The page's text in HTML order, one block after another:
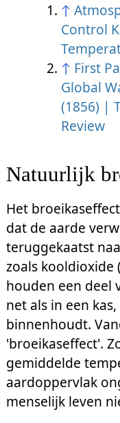
↑
Control
↑ First
Global
(1856) |
Review
Natuurlijk
Het
dat de aarde
teruggekaatst
zoals kooldioxide
houden een deel
net als in een
binnenhoudt.
'broeikaseffect'.
gemiddelde
aardoppervlak
menselijk leven